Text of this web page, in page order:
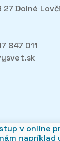
aj veľkým,
a
v online
napríklad
27 Dolné
847 011